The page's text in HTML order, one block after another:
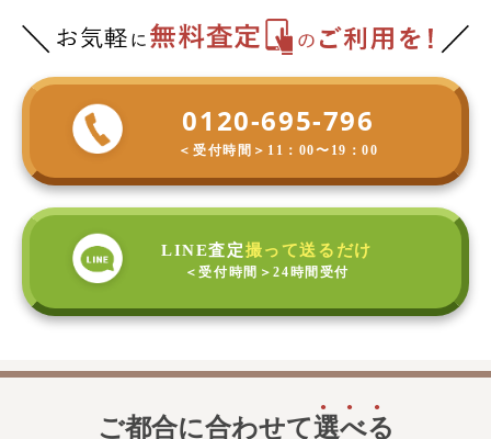
0120-695-796
＜受付時間＞ 11：00〜19：00
LINE査定撮って送るだけ
＜受付時間＞24時間受付
ご都合に合わせて選べる